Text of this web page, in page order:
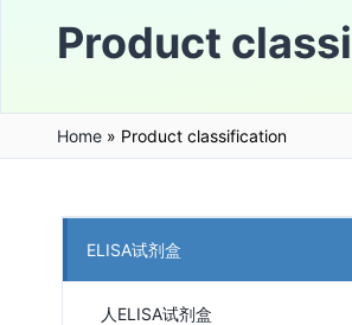
Product
Home » Product classification
ELISA试剂盒
人ELISA试剂盒